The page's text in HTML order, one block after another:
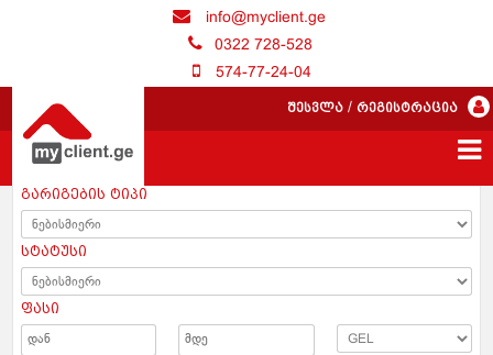
info@myclient.ge
0322 728-528
574-77-24-04
შესვლა / რეგისტრაცია
გარიგების ტიპი
სტატუსი
ფასი